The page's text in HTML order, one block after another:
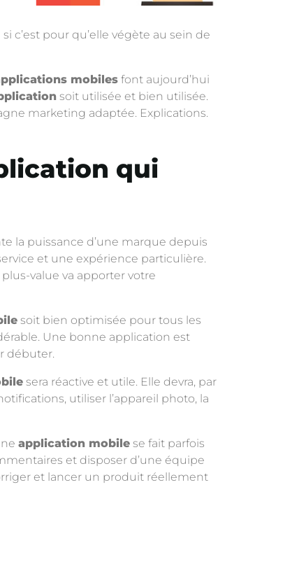
c’est pour qu’elle végète au sein de
mobiles font aujourd’hui
soit utilisée et bien utilisée.
marketing adaptée. Explications.
qui
la puissance d’une marque depuis
et une expérience particulière.
value va apporter votre
soit bien optimisée pour tous les
Une bonne application est
débuter.
sera réactive et utile. Elle devra, par
utiliser l’appareil photo, la
application mobile se fait parfois
et disposer d’une équipe
et lancer un produit réellement